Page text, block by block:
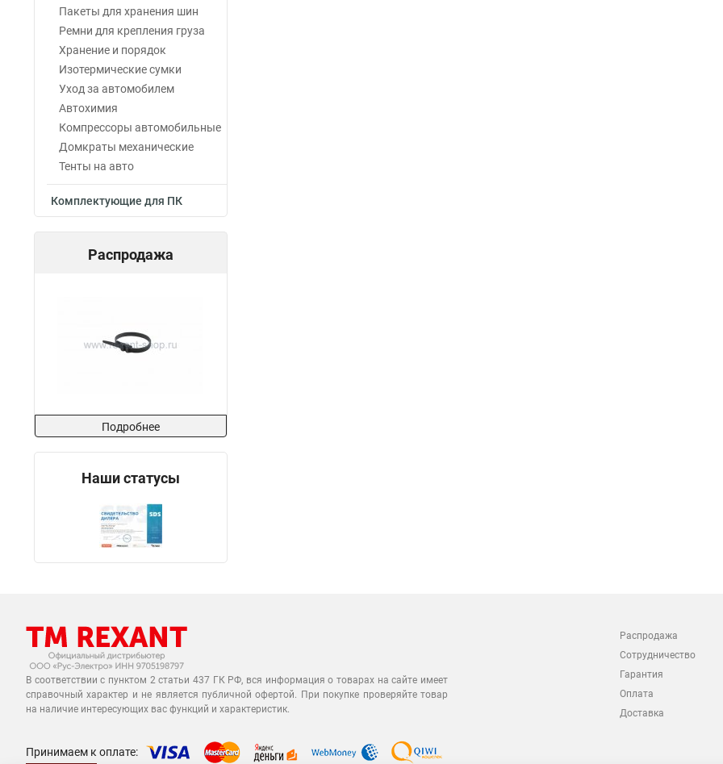
Пакеты для хранения шин
Ремни для крепления груза
Хранение и порядок
Изотермические сумки
Уход за автомобилем
Автохимия
Компрессоры автомобильные
Домкраты механические
Тенты на авто
Комплектующие для ПК
Распродажа
Подробнее
Наши статусы
В соответствии с пунктом 2 статьи 437 ГК РФ, вся информация о товарах на сайте имеет
справочный характер и не является публичной офертой. При покупке проверяйте товар
на наличие интересующих вас функций и характеристик.
Распродажа
Сотрудничество
Гарантия
Оплата
Доставка
Принимаем к оплате: